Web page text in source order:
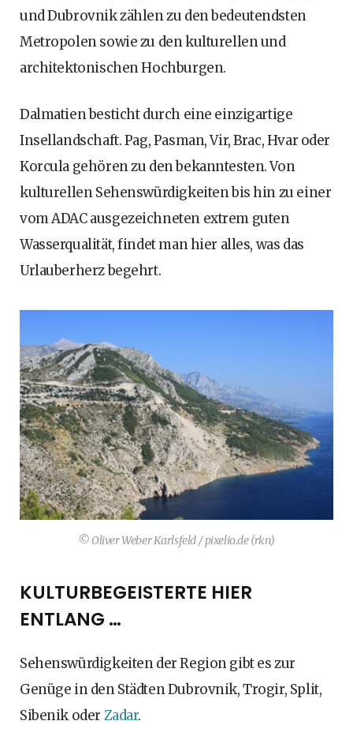
und Dubrovnik zählen zu den bedeutendsten
Metropolen sowie zu den kulturellen und
architektonischen Hochburgen.
Dalmatien besticht durch eine einzigartige
Insellandschaft. Pag, Pasman, Vir, Brac, Hvar oder
Korcula gehören zu den bekanntesten. Von
kulturellen Sehenswürdigkeiten bis hin zu einer
vom ADAC ausgezeichneten extrem guten
Wasserqualität, findet man hier alles, was das
Urlauberherz begehrt.
© Oliver Weber Karlsfeld / pixelio.de (rkn)
KULTURBEGEISTERTE HIER
ENTLANG …
Sehenswürdigkeiten der Region gibt es zur
Genüge in den Städten Dubrovnik, Trogir, Split,
Sibenik oder Zadar.